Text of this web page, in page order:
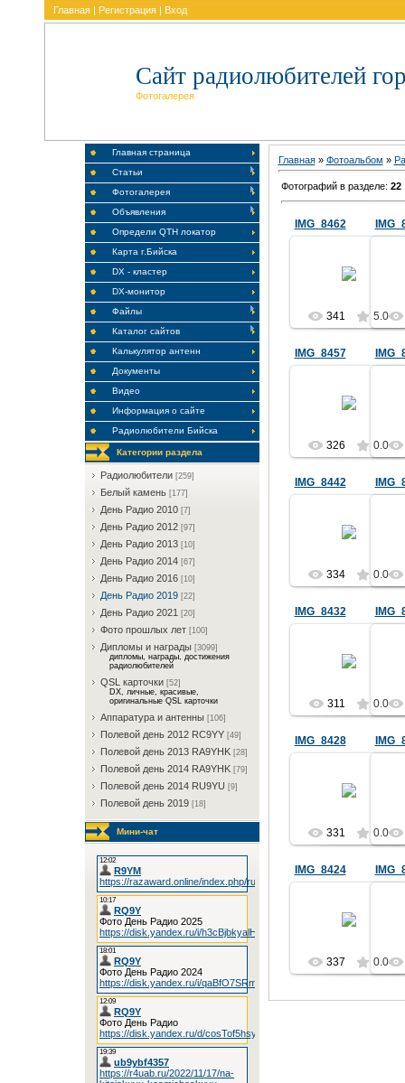
Главная | Регистрация | Вход
Сайт радиолюбителей
Фотогалерея
Главная страница
Статьи
Фотогалерея
Объявления
Определи QTH локатор
Карта г.Бийска
DX - кластер
DX-монитор
Файлы
Каталог сайтов
Калькулятор антенн
Документы
Видео
Информация о сайте
Радиолюбители Бийска
Категории раздела
Радиолюбители [259]
Белый камень [177]
День Радио 2010 [7]
День Радио 2012 [97]
День Радио 2013 [10]
День Радио 2014 [67]
День Радио 2016 [10]
День Радио 2019 [22]
День Радио 2021 [20]
Фото прошлых лет [100]
Дипломы и награды [3099]
дипломы, награды, достижения
радиолюбителей
QSL карточки [52]
DX, личные, красивые,
оригинальные QSL карточки
Аппаратура и антенны [106]
Полевой день 2012 RC9YY [49]
Полевой день 2013 RA9YHK [28]
Полевой день 2014 RA9YHK [79]
Полевой день 2014 RU9YU [9]
Полевой день 2019 [18]
Мини-чат
Главная» Фотоальбом »
Фотографий в разделе: 22
IMG_8462
341 5.0
IMG_8457
326 0.0
IMG_8442
334 0.0
IMG_8432
311 0.0
IMG_8428
331 0.0
IMG_8424
337 0.0